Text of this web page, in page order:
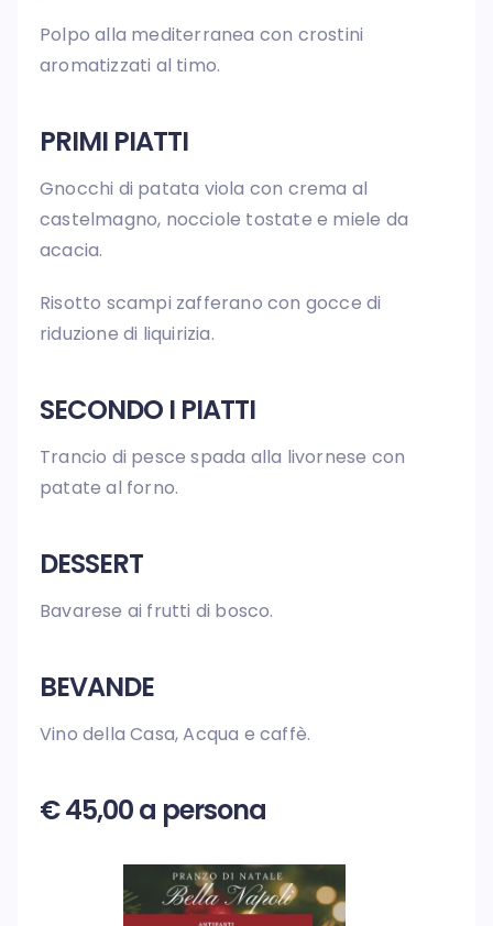
Polpo alla mediterranea con crostini
aromatizzati al timo.
PRIMI PIATTI
Gnocchi di patata viola con crema al
castelmagno, nocciole tostate e miele da
acacia.
Risotto scampi zafferano con gocce di
riduzione di liquirizia.
SECONDO I PIATTI
Trancio di pesce spada alla livornese con
patate al forno.
DESSERT
Bavarese ai frutti di bosco.
BEVANDE
Vino della Casa, Acqua e caffè.
€ 45,00 a persona